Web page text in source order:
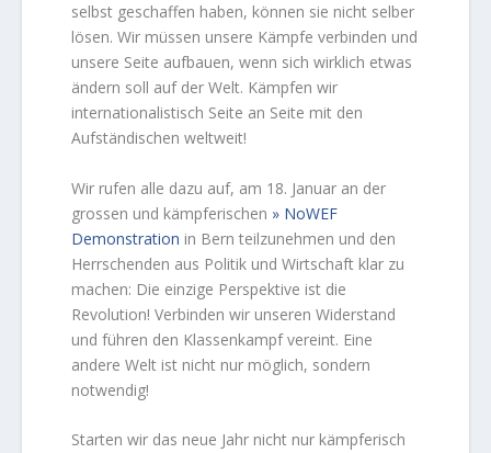
selbst geschaffen haben, können sie nicht selber
lösen. Wir müssen unsere Kämpfe verbinden und
unsere Seite aufbauen, wenn sich wirklich etwas
ändern soll auf der Welt. Kämpfen wir
internationalistisch Seite an Seite mit den
Aufständischen weltweit!
Wir rufen alle dazu auf, am 18. Januar an der
grossen und kämpferischen
NoWEF
Demonstration in Bern teilzunehmen und den
Herrschenden aus Politik und Wirtschaft klar zu
machen: Die einzige Perspektive ist die
Revolution! Verbinden wir unseren Widerstand
und führen den Klassenkampf vereint. Eine
andere Welt ist nicht nur möglich, sondern
notwendig!
Starten wir das neue Jahr nicht nur kämpferisch